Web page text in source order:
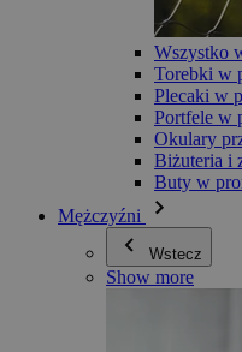
Wszystko
Torebki w
Plecaki w
Portfele w
Okulary
Biżuteria i
Buty w
Mężczyźni
Wstecz
Show more